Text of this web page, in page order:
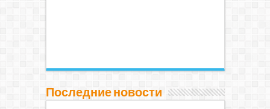
Последние новости